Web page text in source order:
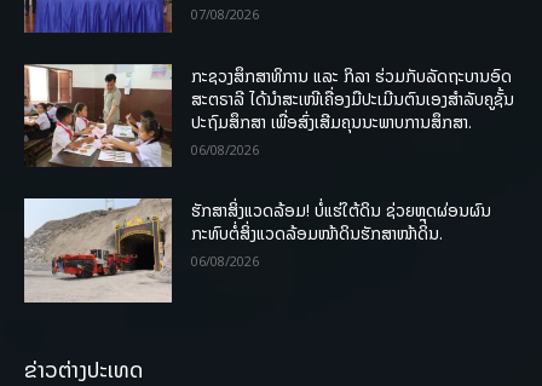
07/08/2026
ກະຊວງສຶກສາທິການ ແລະ ກິລາ ຮ່ວມກັບລັດຖະບານອົດ
ສະຕຣາລີ ໄດ້ນຳສະເໜີເຄື່ອງມືປະເມີນຕົນເອງສຳລັບຄູຊັ້ນ
ປະຖົມສຶກສາ ເພື່ອສົ່ງເສີມຄຸນນະພາບການສຶກສາ.
06/08/2026
ຮັກສາສິ່ງແວດລ້ອມ! ບໍ່ແຮ່ໃຕ້ດິນ ຊ່ວຍຫຼຸດຜ່ອນຜົນ
ກະທົບຕໍ່ສິ່ງແວດລ້ອມໜ້າດິນຮັກສາໜ້າດິນ.
06/08/2026
ຂ່າວຕ່າງປະເທດ